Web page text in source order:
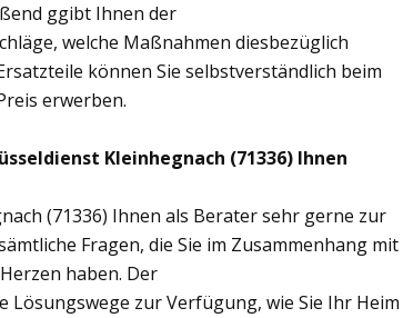
ggibt Ihnen der
welche Maßnahmen diesbezüglich
können Sie selbstverständlich beim
erwerben.
Kleinhegnach (71336) Ihnen
(71336) Ihnen als Berater sehr gerne zur
Fragen, die Sie im Zusammenhang mit
haben. Der
Lösungswege zur Verfügung, wie Sie Ihr Heim